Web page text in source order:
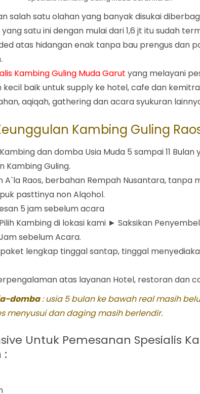
salah satu olahan yang banyak disukai
satu ini dengan mulai dari 1,6 jt itu sudah
atas hidangan enak tanpa bau prengus dan
Kambing Guling Muda Garut yang melayani
baik untuk supply ke hotel, cafe dan
aqiqah, gathering dan acara syukuran
Kambing Guling
dan domba Usia Muda 5 sampai 11
Kambing Guling.
A`la Raos, berbahan Rempah Nusantara, tanpa
pasttinya non Alqohol.
5 jam sebelum acara
Kambing di lokasi kami ► Saksikan
sebelum Acara.
lengkap tinggal santap, tinggal
atas layanan Hotel, restoran dan
domba: usia 5 bulan ke bawah real masih
menyusui dan daging masih berlendir.
Untuk Pemesanan Spesialis
: